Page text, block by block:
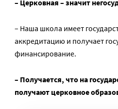
– Церковная – значит
– Наша школа имеет
аккредитацию и получает
финансирование.
– Получается, что на
получают церковное